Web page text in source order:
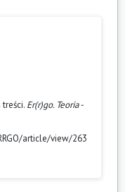
treści. Er(r)go. Teoria -
article/view/263